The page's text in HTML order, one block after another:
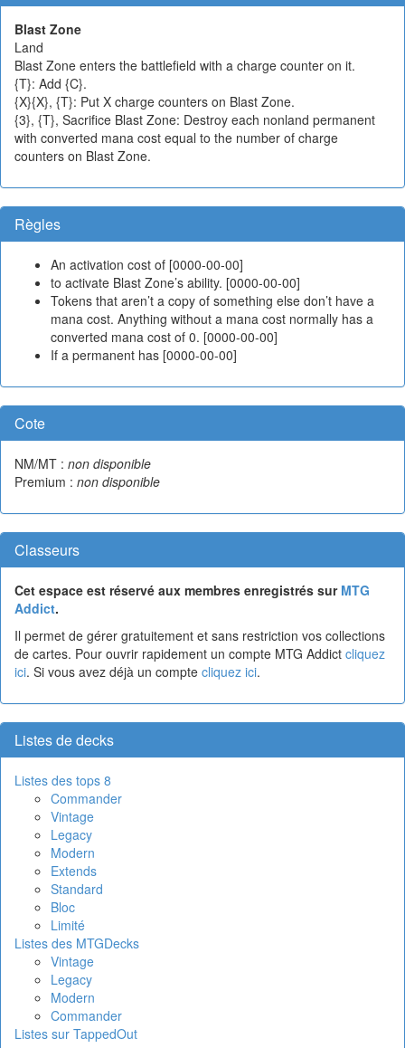
Blast Zone
Land
Blast Zone enters the battlefield with a charge counter on it.
{T}: Add {C}.
{X}{X}, {T}: Put X charge counters on Blast Zone.
{3}, {T}, Sacrifice Blast Zone: Destroy each nonland permanent
with converted mana cost equal to the number of charge
counters on Blast Zone.
Règles
An activation cost of [0000-00-00]
to activate Blast Zone’s ability. [0000-00-00]
Tokens that aren’t a copy of something else don’t have a
mana cost. Anything without a mana cost normally has a
converted mana cost of 0. [0000-00-00]
If a permanent has [0000-00-00]
Cote
NM/MT : non disponible
Premium : non disponible
Classeurs
Cet espace est réservé aux membres enregistrés sur MTG
Addict.
Il permet de gérer gratuitement et sans restriction vos collections
de cartes. Pour ouvrir rapidement un compte MTG Addict cliquez
ici. Si vous avez déjà un compte cliquez ici.
Listes de decks
Listes des tops 8
Commander
Vintage
Legacy
Modern
Extends
Standard
Bloc
Limité
Listes des MTGDecks
Vintage
Legacy
Modern
Commander
Listes sur TappedOut